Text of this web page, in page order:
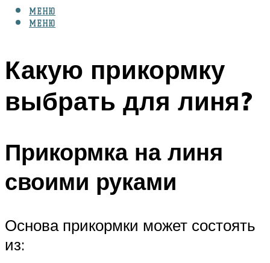
МЕНЮ
МЕНЮ
Какую прикормку
выбрать для линя?
Прикормка на линя
своими руками
Основа прикормки может состоять
из: